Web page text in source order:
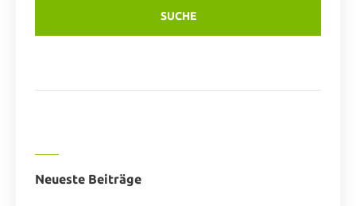
Neueste Beiträge